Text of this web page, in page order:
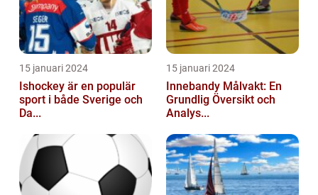
15 januari 2024
Ishockey är en populär
sport i både Sverige och
Da...
15 januari 2024
Innebandy Målvakt: En
Grundlig Översikt och
Analys...